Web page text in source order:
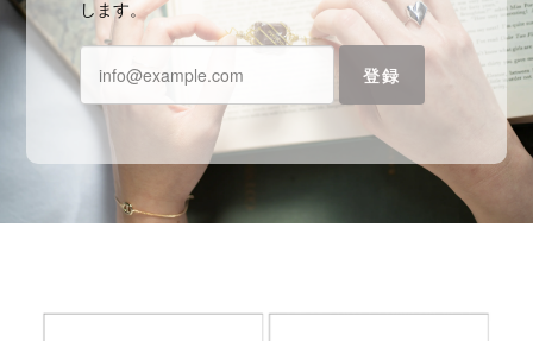
します。
登録